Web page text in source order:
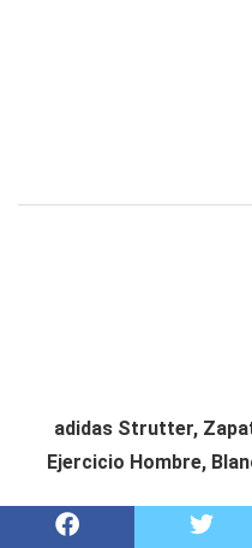
adidas Strutter,
Ejercicio Hombre,
Consultar